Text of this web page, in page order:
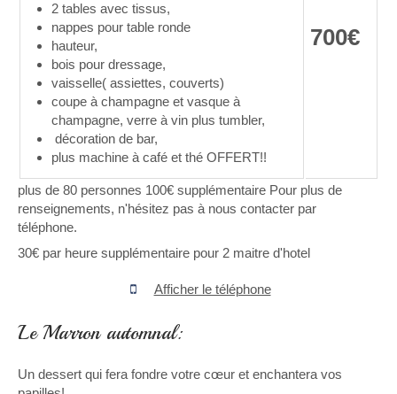
2 tables avec tissus,
nappes pour table ronde
hauteur,
bois pour dressage,
vaisselle( assiettes, couverts)
coupe à champagne et vasque à
champagne, verre à vin plus tumbler,
décoration de bar,
plus machine à café et thé OFFERT!!
700€
plus de 80 personnes 100€ supplémentaire Pour plus de
renseignements, n'hésitez pas à nous contacter par
téléphone.
30€ par heure supplémentaire pour 2 maitre d'hotel
Afficher le téléphone
Le Marron automnal:
Un dessert qui fera fondre votre cœur et enchantera vos